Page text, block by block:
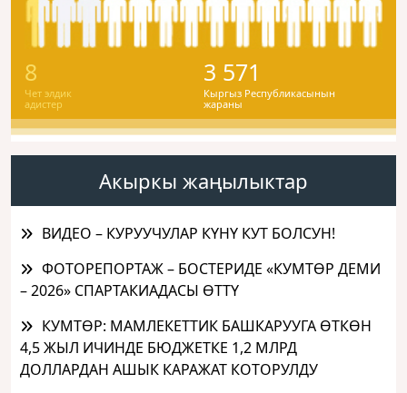
8
Чет элдик
адистер
3 571
Кыргыз Республикасынын
жараны
Акыркы жаңылыктар
ВИДЕО – КУРУУЧУЛАР КҮНҮ КУТ БОЛСУН!
ФОТОРЕПОРТАЖ – БОСТЕРИДЕ «КУМТӨР ДЕМИ
– 2026» СПАРТАКИАДАСЫ ӨТТҮ
КУМТӨР: МАМЛЕКЕТТИК БАШКАРУУГА ӨТКӨН
4,5 ЖЫЛ ИЧИНДЕ БЮДЖЕТКЕ 1,2 МЛРД
ДОЛЛАРДАН АШЫК КАРАЖАТ КОТОРУЛДУ